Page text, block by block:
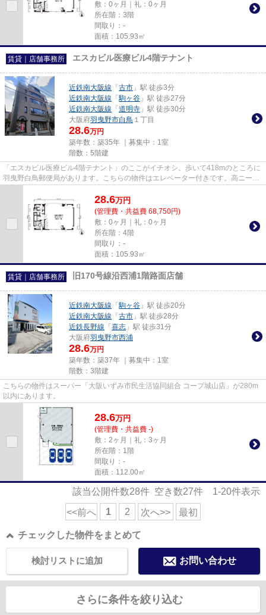
敷：0ヶ月｜礼：0ヶ月
所在階：3階
間取り：-
面積：105.93㎡
賃貸｜店舗事務所 エスカビル医療ビル4階テナント
近鉄南大阪線 「 古市 」駅 徒歩3分
近鉄南大阪線 「駒ヶ谷 」駅 徒歩27分
近鉄南大阪線 「 道明寺 」駅 徒歩30分
大阪府羽曳野市白鳥 １丁目
28.6万円
築年数：築35年 ｜募集中： 1室
階数：5階建
「エスカビル医療ビル4階テナント」のここがイチオシ。歩いて418mのところに
羽曳野白鳥郵便局があります。こちらの物件はエレベーター付きです。高ニーズ
28.6万円
(管理費・共益費 68,750円)
敷：0ヶ月｜礼：0ヶ月
所在階：4階
間取り：-
面積：105.93㎡
賃貸｜店舗事務所 旧170号線沿西浦1階路面店舗
近鉄南大阪線 「駒ヶ谷 」駅 徒歩20分
近鉄南大阪線 「 古市 」駅 徒歩28分
近鉄長野線 「 喜志 」駅 徒歩31分
大阪府羽曳野市西浦
28.6万円
築年数：築37年 ｜募集中： 1室
階数：3階建
こちらの物件はスーパー「大阪いずみ市民生活協同組合 コープ城山店」が280m
以内にあります。
28.6万円
(管理費・共益費 -)
敷：2ヶ月｜礼：3ヶ月
所在階：1階
間取り：-
面積：112.00㎡
該当公開件数28件 空き数27件 1-20件表示
<<前へ 1 2 次へ>> 最初
チェックした物件をまとめて
お問い合わせ
検討リストに追加
さらに条件を絞り込む